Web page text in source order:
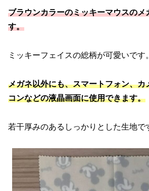
ブラウンカラーのミッキーマウスのメ
す。
ミッキーフェイスの総柄が可愛いです。
メガネ以外にも、スマートフォン、カ
コンなどの液晶画面に使用できます。
若干厚みのあるしっかりとした生地で